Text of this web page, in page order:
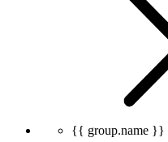
{{ group.name }}